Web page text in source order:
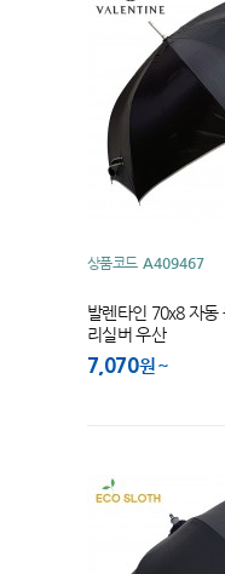
상품코드 A409467
발렌타인 70x8 자동
리실버 우산
7,070원